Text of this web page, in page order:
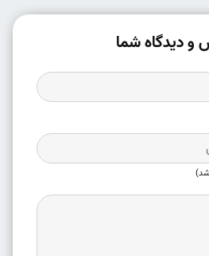
دیدگاه شما
شد)